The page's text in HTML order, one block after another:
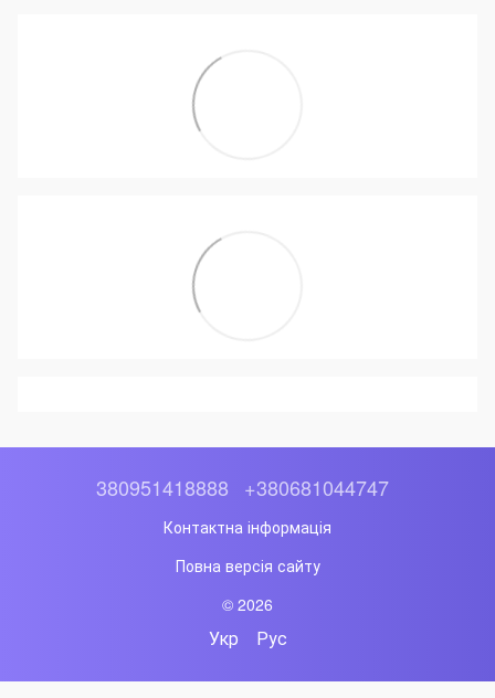
380951418888 +380681044747
Контактна інформація
Повна версія сайту
© 2026
Укр Рус